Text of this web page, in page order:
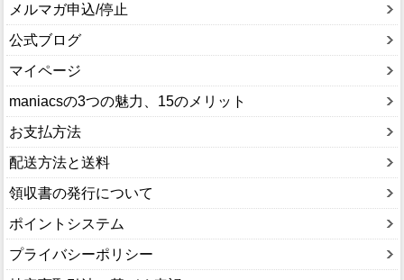
メルマガ申込/停止
公式ブログ
マイページ
maniacsの3つの魅力、15のメリット
お支払方法
配送方法と送料
領収書の発行について
ポイントシステム
プライバシーポリシー